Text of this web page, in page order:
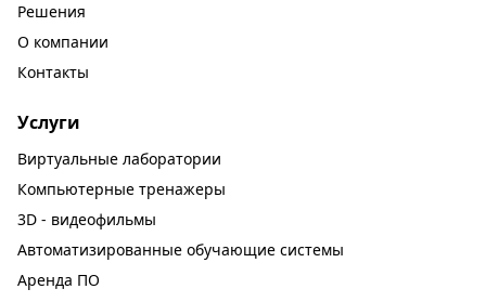
Решения
О компании
Контакты
Услуги
Виртуальные лаборатории
Компьютерные тренажеры
3D - видеофильмы
Автоматизированные обучающие системы
Аренда ПО